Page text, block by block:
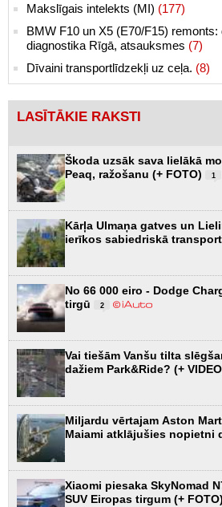
Makslīgais intelekts (MI) (177)
BMW F10 un X5 (E70/F15)
diagnostika Rīgā, atsauksmes (7)
Dīvaini transportlīdzekļi uz ceļa. (8)
LASĪTĀKIE RAKSTI
Škoda uzsāk sava lielākā
Peaq, ražošanu (+ FOTO)
1
Kārļa Ulmaņa gatves un
ierīkos sabiedriskā
No 66 000 eiro - Dodge
tirgū
2
Vai tiešām Vanšu tilta
dažiem Park&Ride? (+
Miljardu vērtajam Aston
Maiami atklājušies nopietni
Xiaomi piesaka SkyNomad
SUV Eiropas tirgum (+ FOTO)